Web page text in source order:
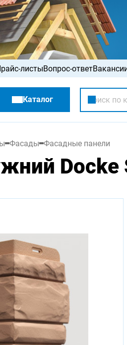
листыВопрос-ответ
Каталог
Фасады Фасадные панели